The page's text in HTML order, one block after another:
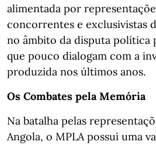
alimentada por
concorrentes e exclusivistas
no âmbito da disputa política
que pouco dialogam com a
produzida nos últimos anos.
Os Combates pela Memória
Na batalha pelas
Angola, o MPLA possui uma